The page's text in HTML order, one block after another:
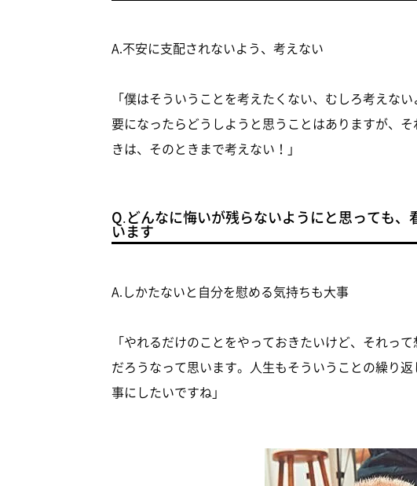
A.不安に支配されないよう、考えない
「僕はそういうことを考えたくない、むしろ考えな
要になったらどうしようと思うことはありますが、
きは、そのときまで考えない！」
Q.どんなに悔いが残らないようにと思っても
います
A.しかたないと自分を慰める気持ちも大事
「やれるだけのことをやっておきたいけど、それっ
だろうなって思います。人生もそういうことの繰り
事にしたいですね」